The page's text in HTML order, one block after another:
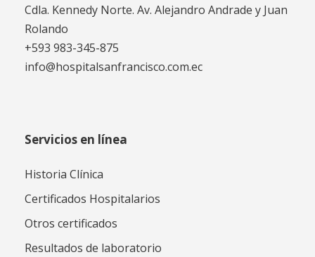
Cdla. Kennedy Norte. Av. Alejandro Andrade y Juan
Rolando
+593 983-345-875
info@hospitalsanfrancisco.com.ec
Servicios en línea
Historia Clínica
Certificados Hospitalarios
Otros certificados
Resultados de laboratorio